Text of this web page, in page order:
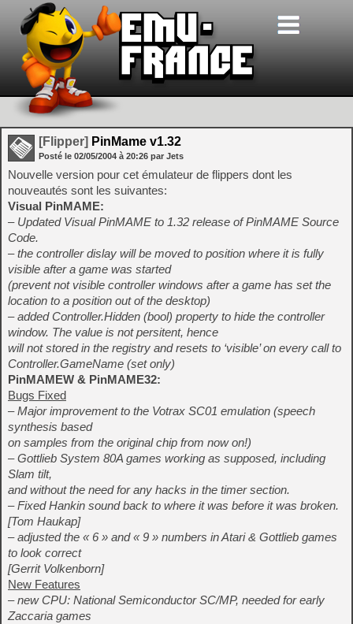
[Flipper] PinMame v1.32
Posté le 02/05/2004 à 20:26 par Jets
Nouvelle version pour cet émulateur de flippers dont les
nouveautés sont les suivantes:
Visual PinMAME:
– Updated Visual PinMAME to 1.32 release of PinMAME Source
Code.
– the controller dislay will be moved to position where it is fully
visible after a game was started
(prevent not visible controller windows after a game has set the
location to a position out of the desktop)
– added Controller.Hidden (bool) property to hide the controller
window. The value is not persitent, hence
will not stored in the registry and resets to ‘visible’ on every call to
Controller.GameName (set only)
PinMAMEW & PinMAME32:
Bugs Fixed
– Major improvement to the Votrax SC01 emulation (speech
synthesis based
on samples from the original chip from now on!)
– Gottlieb System 80A games working as supposed, including
Slam tilt,
and without the need for any hacks in the timer section.
– Fixed Hankin sound back to where it was before it was broken.
[Tom Haukap]
– adjusted the « 6 » and « 9 » numbers in Atari & Gottlieb games
to look correct
[Gerrit Volkenborn]
New Features
– new CPU: National Semiconductor SC/MP, needed for early
Zaccaria games